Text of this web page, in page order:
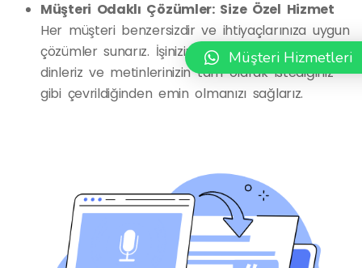
Müşteri Odaklı Çözümler: Size Özel Hizmet
Her müşteri benzersizdir ve ihtiyaçlarınıza uygun
çözümler sunarız. İşinizin gereksinimlerini dikkatle
dinleriz ve metinlerinizin tam olarak istediğiniz
gibi çevrildiğinden emin olmanızı sağlarız.
Müşteri Hizmetleri